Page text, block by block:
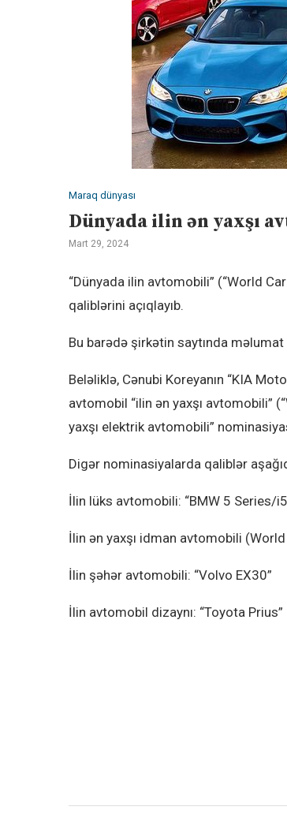
Maraq dünyası
Dünyada ilin ən yaxşı
Mart 29, 2024
“Dünyada ilin avtomobili” (“World
qaliblərini açıqlayıb.
Bu barədə şirkətin saytında məlumat
Beləliklə, Cənubi Koreyanın “KIA
avtomobil “ilin ən yaxşı avtomobili”
yaxşı elektrik avtomobili”
Digər nominasiyalarda qaliblər
İlin lüks avtomobili: “BMW 5 Series/
İlin ən yaxşı idman avtomobili
İlin şəhər avtomobili: “Volvo EX30”
İlin avtomobil dizaynı: “Toyota Prius”